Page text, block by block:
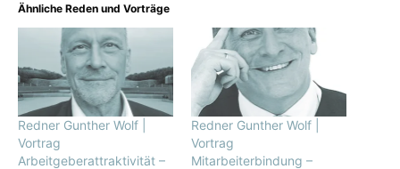
Ähnliche Reden und Vorträge
Redner Gunther Wolf |
Vortrag
Arbeitgeberattraktivität –
Redner Gunther Wolf |
Vortrag
Mitarbeiterbindung –